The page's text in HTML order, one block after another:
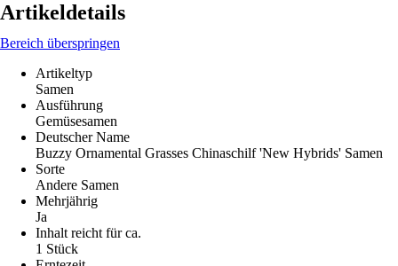
Artikeldetails
Bereich überspringen
Artikeltyp
Samen
Ausführung
Gemüsesamen
Deutscher Name
Buzzy Ornamental Grasses Chinaschilf 'New Hybrids' Samen
Sorte
Andere Samen
Mehrjährig
Ja
Inhalt reicht für ca.
1 Stück